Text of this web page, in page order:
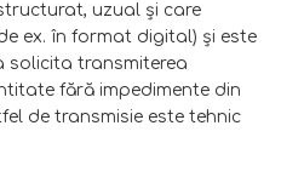
uzual şi care
ex. în format digital) şi este
solicita transmiterea
fără impedimente din
de transmisie este tehnic